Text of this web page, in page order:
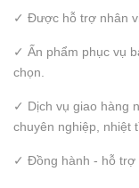
✓ Được hỗ trợ nhân
✓ Ấn phẩm phục vụ
chọn.
✓ Dịch vụ giao hàng
chuyên nghiệp, nhiệt
✓ Đồng hành - hỗ trợ